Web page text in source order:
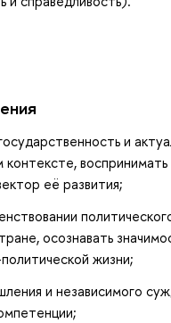
и
её развития;
осознавать
жизни;
и независимого